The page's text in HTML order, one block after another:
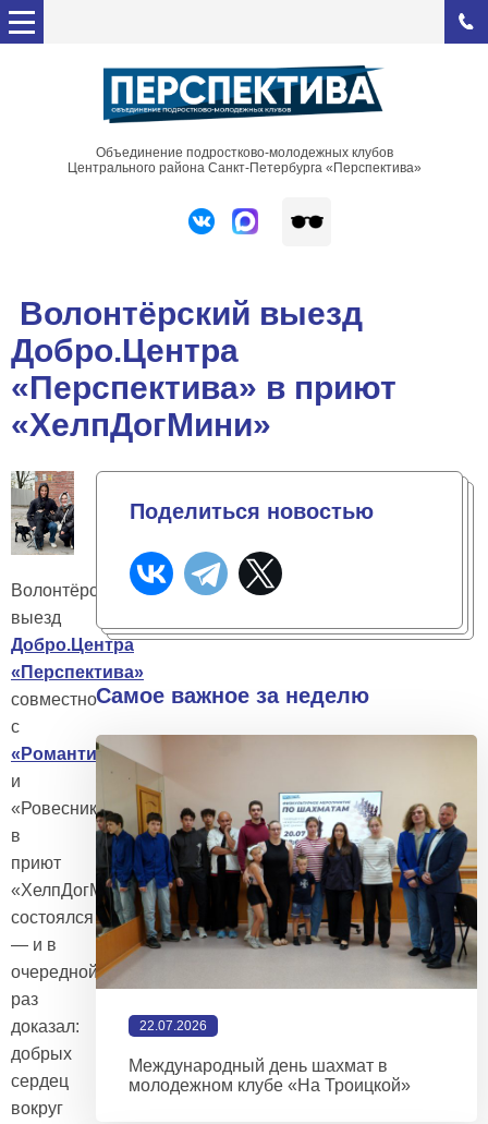
Объединение подростково-молодежных клубов
Центрального района Санкт-Петербурга «Перспектива»
Волонтёрский выезд
Добро.Центра
«Перспектива» в приют
«ХелпДогМини»
Волонтёрский
выезд
Добро.Центра
«Перспектива»
совместно
с
«Романтиками»
и
«Ровесником»
в
приют
«ХелпДогМини»
состоялся
— и в
очередной
раз
доказал:
добрых
сердец
вокруг
Поделиться новостью
Самое важное за неделю
22.07.2026
Международный день шахмат в
молодежном клубе «На Троицкой»